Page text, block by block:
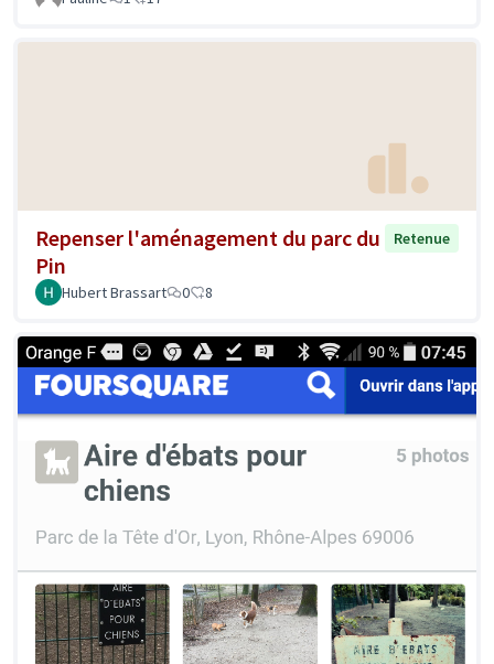
Repenser l'aménagement du parc du
Pin
Retenue
Hubert Brassart 0 8